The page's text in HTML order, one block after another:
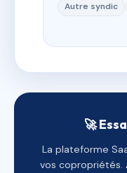
Autre syndic
🚀
La plateforme
vos copropriétés.